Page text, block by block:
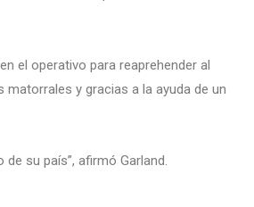
el operativo para reaprehender al
y gracias a la ayuda de un
su país”, afirmó Garland.